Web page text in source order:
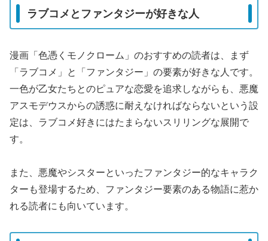
ラブコメとファンタジーが好きな人
漫画「色憑くモノクローム」のおすすめの読者は、まず
「ラブコメ」と「ファンタジー」の要素が好きな人です。
一色が乙女たちとのピュアな恋愛を追求しながらも、悪魔
アスモデウスからの誘惑に耐えなければならないという設
定は、ラブコメ好きにはたまらないスリリングな展開で
す。
また、悪魔やシスターといったファンタジー的なキャラク
ターも登場するため、ファンタジー要素のある物語に惹か
れる読者にも向いています。